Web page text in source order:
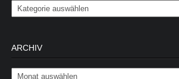
Berichte nach Kategorien
ARCHIV
Archiv